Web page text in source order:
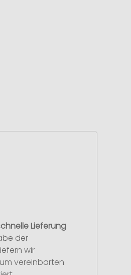
Lieferung
der
wir
vereinbarten